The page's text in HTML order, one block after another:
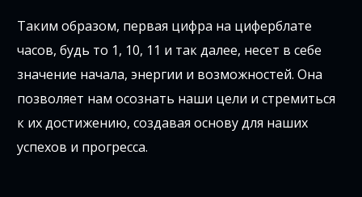
Таким образом, первая цифра на циферблате
часов, будь то 1, 10, 11 и так далее, несет в себе
значение начала, энергии и возможностей. Она
позволяет нам осознать наши цели и стремиться
к их достижению, создавая основу для наших
успехов и прогресса.